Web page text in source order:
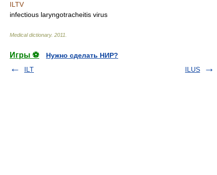
ILTV
infectious laryngotracheitis virus
Medical dictionary. 2011
Игры ⚽
Нужно сделать НИР?
ILT
ILUS